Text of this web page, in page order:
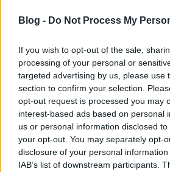
Blog - Do Not Process My
If you wish to opt-out of the sale,
processing of your personal or
targeted advertising by us, please use
section to confirm your selection.
opt-out request is processed you may
interest-based ads based on personal
us or personal information disclosed
your opt-out. You may separately opt-
disclosure of your personal
IAB’s list of downstream participants.
Hivatalos verzió és a részletek itt
április 26-án vasárnap lesz
Címkék:tv verseny várostervezés